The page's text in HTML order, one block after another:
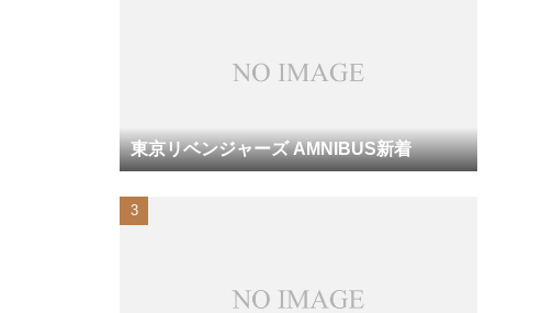
東京リベンジャーズ AMNIBUS新着